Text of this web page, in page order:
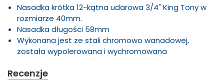
Nasadka krótka 12-kątna udarowa 3/4" King Tony w
rozmiarze 40mm.
Nasadka długości 58mm
Wykonana jest ze stali chromowo wanadowej,
została wypolerowana i wychromowana
Recenzje